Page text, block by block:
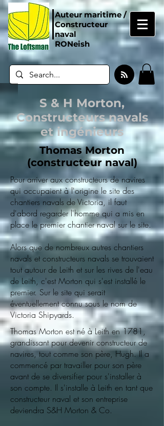
Auteur maritime /
Constructeur
naval
RONeish
S & H Morton,
Constructeurs navals
et ingénieurs
Thomas Morton
(constructeur naval)
Pour arriver aux constructeurs de navires
qui occupaient à l'origine le site des
chantiers navals de Victoria, il faut
d'abord regarder l'homme qui a mis en
place le premier chantier naval sur le site.
Alors que de nombreux autres chantiers
navals et constructeurs navals se trouvaient
tout autour de Leith et sur les rives de l'eau
de Leith, c'est Morton qui s'est installé le
premier. Sur le site qui serait
éventuellement connu sous le nom de
Victoria Shipyards.
Thomas Morton est né à Leith en 1781,
grandissant pour devenir constructeur de
navires, tout comme son père, Hugh. Il a
commencé par travailler pour son père
avant de se diversifier pour s'installer à
son compte. Il s'installe à Leith en tant que
constructeur naval et son entreprise
deviendra S&H Morton & Co.